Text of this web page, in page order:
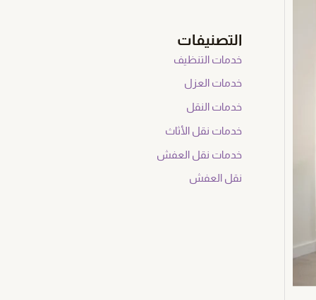
التصنيفات
خدمات التنظيف
خدمات العزل
خدمات النقل
خدمات نقل الأثاث
خدمات نقل العفش
نقل العفش